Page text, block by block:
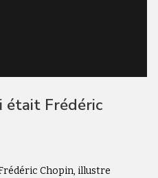
était Frédéric
Chopin, illustre